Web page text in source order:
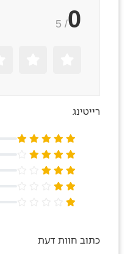
0
/ 5
רייטינג
כתוב חוות דעת